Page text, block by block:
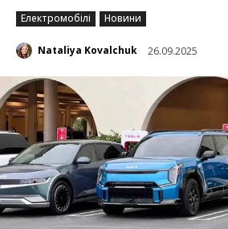
Електромобілі Новини
Nataliya Kovalchuk 26.09.2025